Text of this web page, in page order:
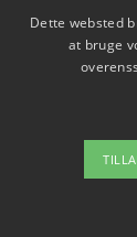
Dette websted
at bruge